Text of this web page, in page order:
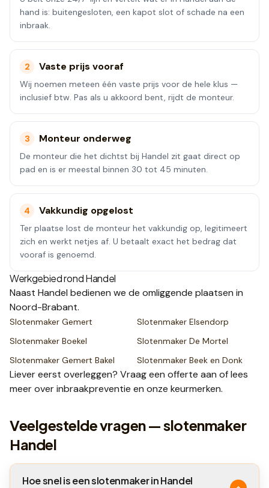
hand is: buitengesloten, een kapot slot of schade na een
inbraak.
2 Vaste prijs vooraf
Wij noemen meteen één vaste prijs voor de hele klus —
inclusief btw. Pas als u akkoord bent, rijdt de monteur.
3 Monteur onderweg
De monteur die het dichtst bij Handel zit gaat direct op
pad en is er meestal binnen 30 tot 45 minuten.
4 Vakkundig opgelost
Ter plaatse lost de monteur het vakkundig op, legitimeert
zich en werkt netjes af. U betaalt exact het bedrag dat
vooraf is genoemd.
Werkgebied rondHandel
Naast Handel bedienen we de omliggende plaatsen in
Noord-Brabant.
Slotenmaker Gemert Slotenmaker Elsendorp
Slotenmaker Boekel Slotenmaker De Mortel
Slotenmaker Gemert Bakel Slotenmaker Beek en Donk
Liever eerst overleggen? Vraag een offerte aan of lees
meer overinbraakpreventie en onze keurmerken.
Veelgestelde vragen — slotenmaker
Handel
Hoe snel is een slotenmaker in Handel